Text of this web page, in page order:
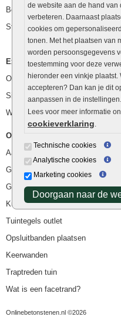
de website aan de hand van
verbeteren. Daarnaast
cookies om
tonen. Met het plaatsen van
worden persoonsgegevens
toestemming voor deze
hieronder een vinkje plaatst.
accepteren? Dan kan je dit
aanpassen in de instellingen.
Lees voor meer informatie
cookieverklaring.
Technische cookies
Analytische cookies
Marketing cookies
Doorgaan naar de
Betonblokken
Stapelstenen
Extra benodigdheden
Ophoogzand
Siergrind en siersplit
Waterafvoer
Overig
Aanbiedingen
Goedkope bestrating
Goedkope tuintegels
Kunstgras
Tuintegels outlet
Opsluitbanden plaatsen
Keerwanden
Traptreden tuin
Wat is een facetrand?
Onlinebetonstenen.nl ©2026